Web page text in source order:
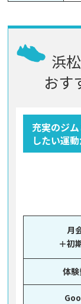
浜
おす
充実のジ
したい運
月
＋初
体